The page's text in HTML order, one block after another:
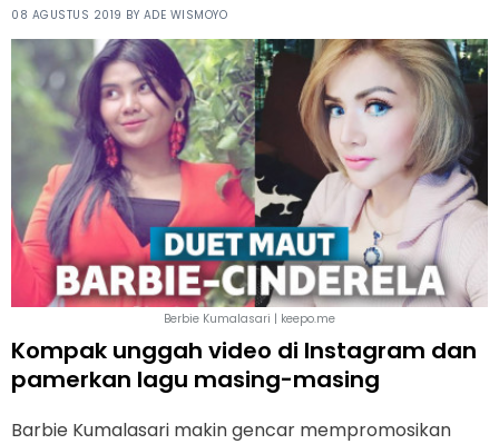
08 AGUSTUS 2019 BY ADE WISMOYO
Berbie Kumalasari | keepo.me
Kompak unggah video di Instagram dan
pamerkan lagu masing-masing
Barbie Kumalasari makin gencar mempromosikan